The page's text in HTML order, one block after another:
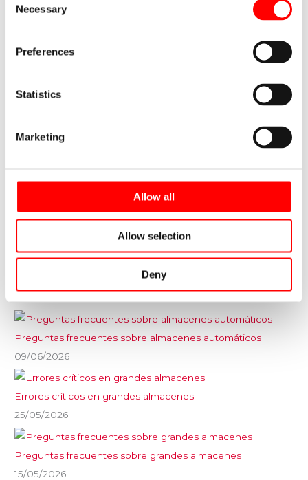
Selection
Necessary
Preferences
Statistics
Marketing
Allow all
Allow selection
Deny
Correo
Últimas entradas
Diseño de almacenes a medida
Preguntas frecuentes sobre almacenes automáticos
09/06/2026
Errores críticos en grandes almacenes
25/05/2026
Preguntas frecuentes sobre grandes almacenes
15/05/2026